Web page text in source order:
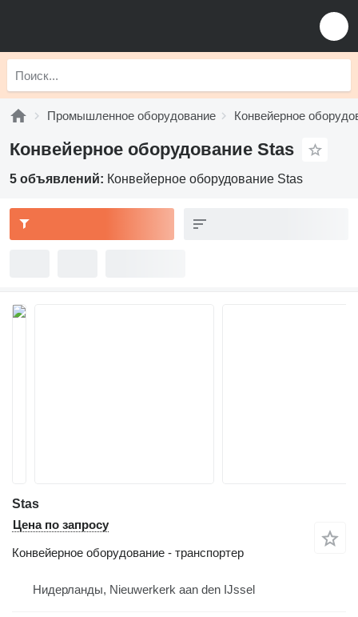
Промышленное оборудование Конвейерное
Конвейерное оборудование Stas
5 объявлений: Конвейерное оборудование Stas
Stas
Цена по запросу
Конвейерное оборудование - транспортер
Нидерланды, Nieuwerkerk aan den IJssel